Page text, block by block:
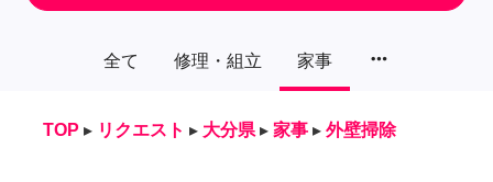
全て 修理・組立 家事 more_horiz
TOP ▸ リクエスト ▸ 大分県 ▸ 家事 ▸ 外壁掃除